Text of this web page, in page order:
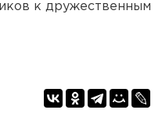
к дружественным